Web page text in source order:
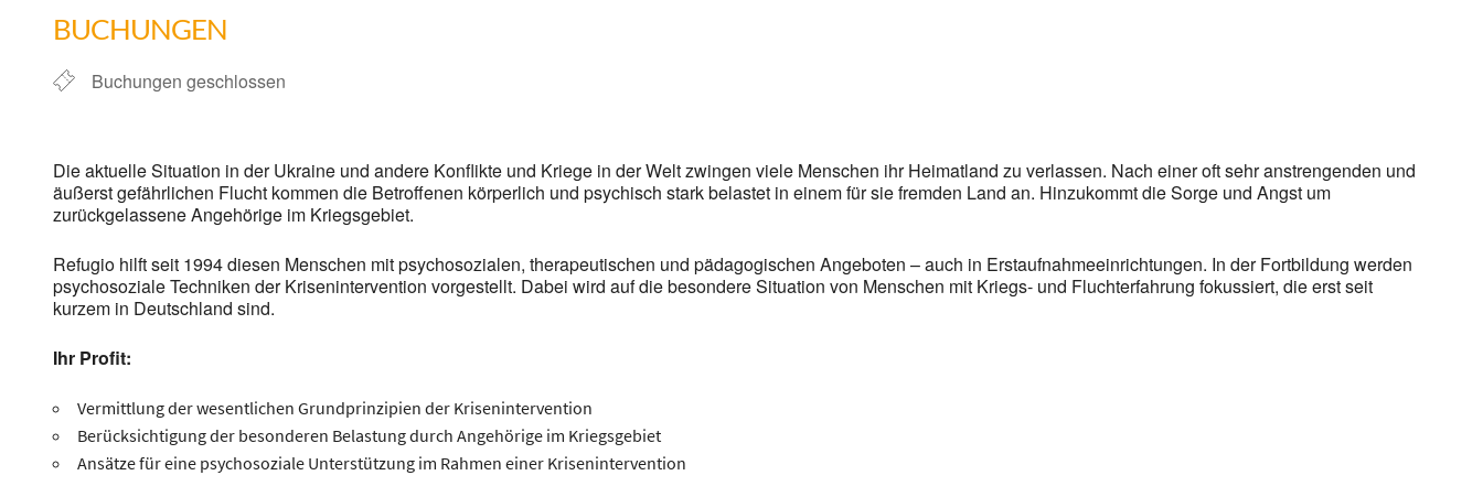
BUCHUNGEN
Buchungen geschlossen
Die aktuelle Situation in der Ukraine und andere Konflikte und Kriege in der Welt zwingen viele Menschen ihr Heimatland zu verlassen. Nach einer oft sehr anstrengenden und
äußerst gefährlichen Flucht kommen die Betroffenen körperlich und psychisch stark belastet in einem für sie fremden Land an. Hinzukommt die Sorge und Angst um
zurückgelassene Angehörige im Kriegsgebiet.
Refugio hilft seit 1994 diesen Menschen mit psychosozialen, therapeutischen und pädagogischen Angeboten – auch in Erstaufnahmeeinrichtungen. In der Fortbildung werden
psychosoziale Techniken der Krisenintervention vorgestellt. Dabei wird auf die besondere Situation von Menschen mit Kriegs- und Fluchterfahrung fokussiert, die erst seit
kurzem in Deutschland sind.
Ihr Profit:
Vermittlung der wesentlichen Grundprinzipien der Krisenintervention
Berücksichtigung der besonderen Belastung durch Angehörige im Kriegsgebiet
Ansätze für eine psychosoziale Unterstützung im Rahmen einer Krisenintervention